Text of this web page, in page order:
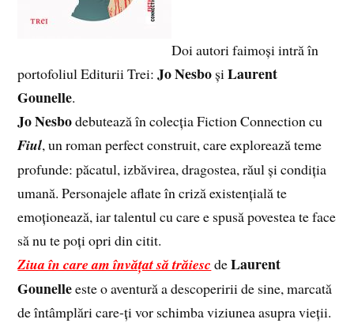
Doi autori faimoși intră în
portofoliul Editurii Trei:Jo Nesbo șiLaurent
Gounelle.
Jo Nesbodebutează în colecția Fiction Connection cu
Fiul, un roman perfect construit, care explorează teme
profunde: păcatul, izbăvirea, dragostea, răul și condiția
umană. Personajele aflate în criză existențială te
emoționează, iar talentul cu care e spusă povestea te face
să nu te poți opri din citit.
Ziua în care am învățat să trăiesc deLaurent
Gounelleeste o aventură a descoperirii de sine, marcată
de întâmplări care-ți vor schimba viziunea asupra vieții.